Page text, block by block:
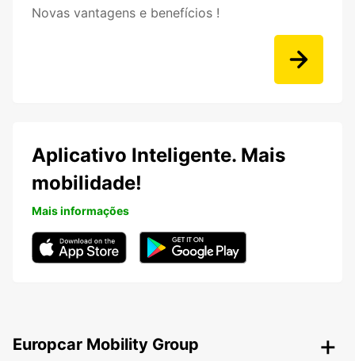
Novas vantagens e benefícios !
Aplicativo Inteligente. Mais
mobilidade!
Mais informações
Europcar Mobility Group